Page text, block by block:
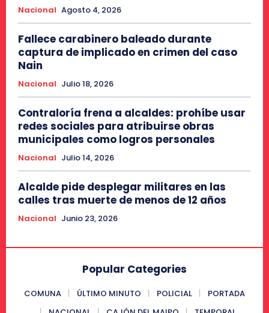
Nacional Agosto 4, 2026
Fallece carabinero baleado durante
captura de implicado en crimen del caso
Nain
Nacional Julio 18, 2026
Contraloría frena a alcaldes: prohíbe usar
redes sociales para atribuirse obras
municipales como logros personales
Nacional Julio 14, 2026
Alcalde pide desplegar militares en las
calles tras muerte de menos de 12 años
Nacional Junio 23, 2026
Popular Categories
COMUNA ÚLTIMO MINUTO POLICIAL
PORTADA